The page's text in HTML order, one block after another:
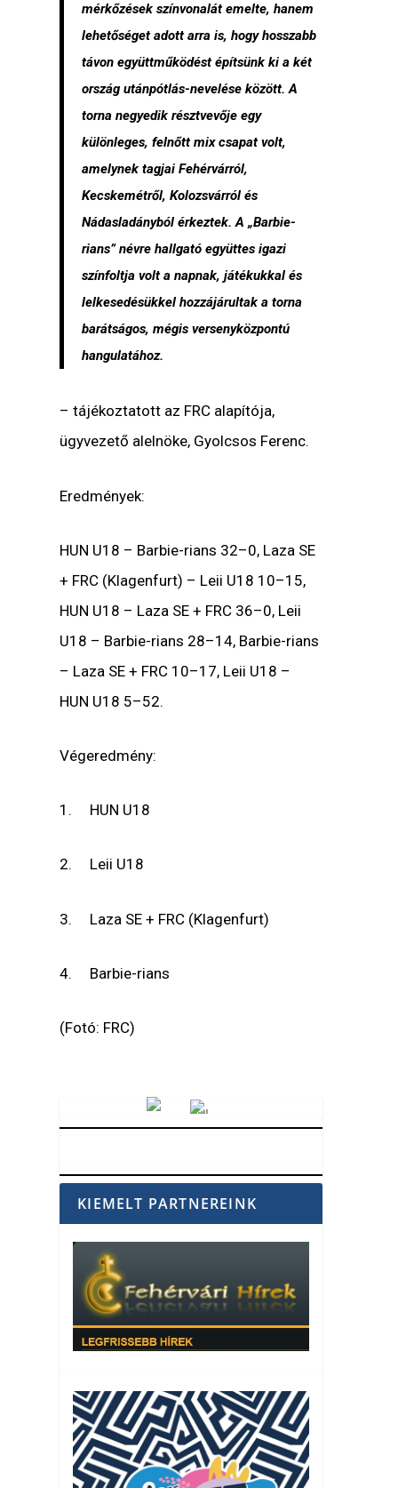
mérkőzések színvonalát emelte, hanem
lehetőséget adott arra is, hogy hosszabb
távon együttműködést építsünk ki a két
ország utánpótlás-nevelése között. A
torna negyedik résztvevője egy
különleges, felnőtt mix csapat volt,
amelynek tagjai Fehérvárról,
Kecskemétről, Kolozsvárról és
Nádasladányból érkeztek. A „Barbie-
rians” névre hallgató együttes igazi
színfoltja volt a napnak, játékukkal és
lelkesedésükkel hozzájárultak a torna
barátságos, mégis versenyközpontú
hangulatához.
– tájékoztatott az FRC alapítója,
ügyvezető alelnöke, Gyolcsos Ferenc.
Eredmények:
HUN U18 – Barbie-rians 32–0, Laza SE
+ FRC (Klagenfurt) – Leii U18 10–15,
HUN U18 – Laza SE + FRC 36–0, Leii
U18 – Barbie-rians 28–14, Barbie-rians
– Laza SE + FRC 10–17, Leii U18 –
HUN U18 5–52.
Végeredmény:
1. HUN U18
2. Leii U18
3. Laza SE + FRC (Klagenfurt)
4. Barbie-rians
(Fotó: FRC)
KIEMELT PARTNEREINK